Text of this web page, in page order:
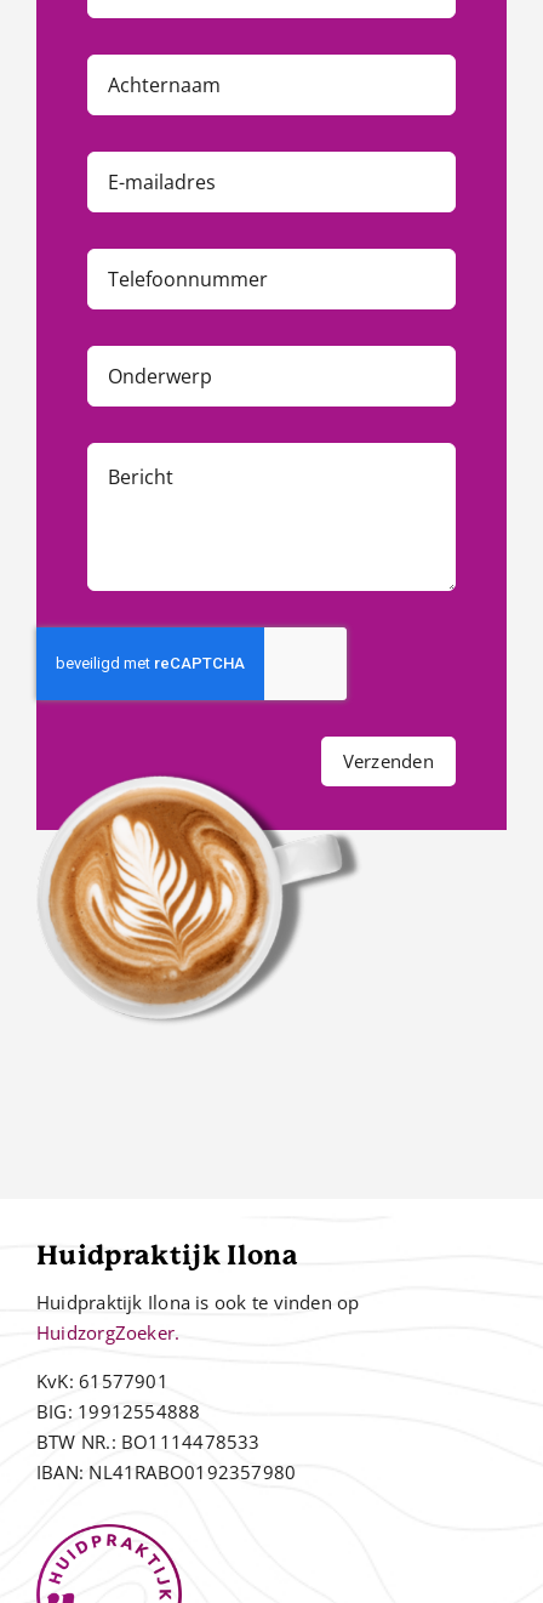
Verzenden
Huidpraktijk Ilona
Huidpraktijk Ilona is ook te vinden op
HuidzorgZoeker.
KvK: 61577901
BIG: 19912554888
BTW NR.: BO1114478533
IBAN: NL41RABO0192357980